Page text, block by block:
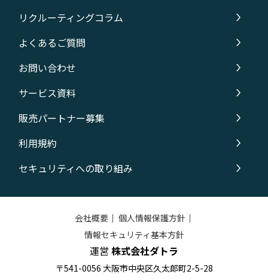
リクルーティングコラム
よくあるご質問
お問い合わせ
サービス資料
販売パートナー募集
利用規約
セキュリティへの取り組み
会社概要｜ 個人情報保護方針 ｜
情報セキュリティ基本方針
運営 株式会社ダトラ
〒541-0056 大阪市中央区久太郎町2-5-28